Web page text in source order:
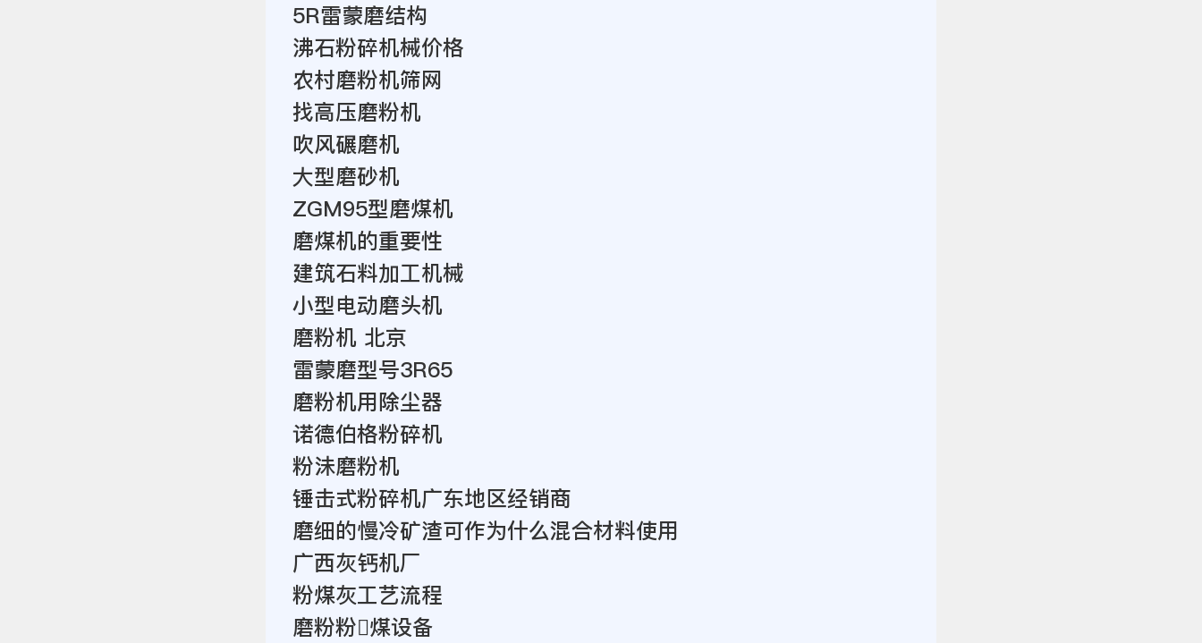
5R雷蒙磨结构
沸石粉碎机械价格
农村磨粉机筛网
找高压磨粉机
吹风碾磨机
大型磨砂机
ZGM95型磨煤机
磨煤机的重要性
建筑石料加工机械
小型电动磨头机
磨粉机 北京
雷蒙磨型号3R65
磨粉机用除尘器
诺德伯格粉碎机
粉沬磨粉机
锤击式粉碎机广东地区经销商
磨细的慢冷矿渣可作为什么混合材料使用
广西灰钙机厂
粉煤灰工艺流程
磨粉粉煤设备